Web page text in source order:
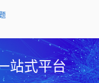
站式平台